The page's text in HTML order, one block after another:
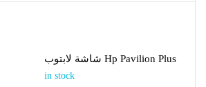
شاشة لابتوب Hp Pavilion Plus
in stock